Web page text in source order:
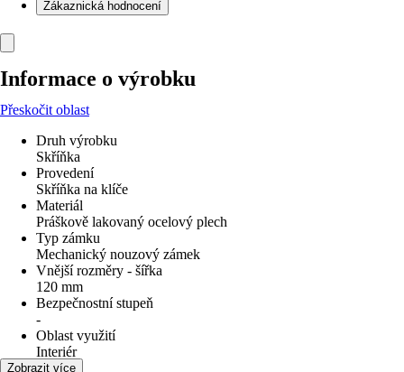
Zákaznická hodnocení
Informace o výrobku
Přeskočit oblast
Druh výrobku
Skříňka
Provedení
Skříňka na klíče
Materiál
Práškově lakovaný ocelový plech
Typ zámku
Mechanický nouzový zámek
Vnější rozměry - šířka
120 mm
Bezpečnostní stupeň
-
Oblast využití
Interiér
Využití
Zobrazit více